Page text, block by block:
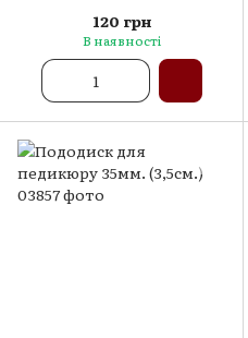
120 грн
В наявності